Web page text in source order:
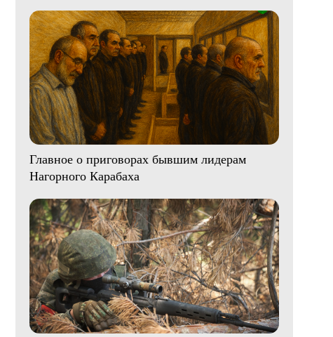
Главное о приговорах бывшим лидерам
Нагорного Карабаха